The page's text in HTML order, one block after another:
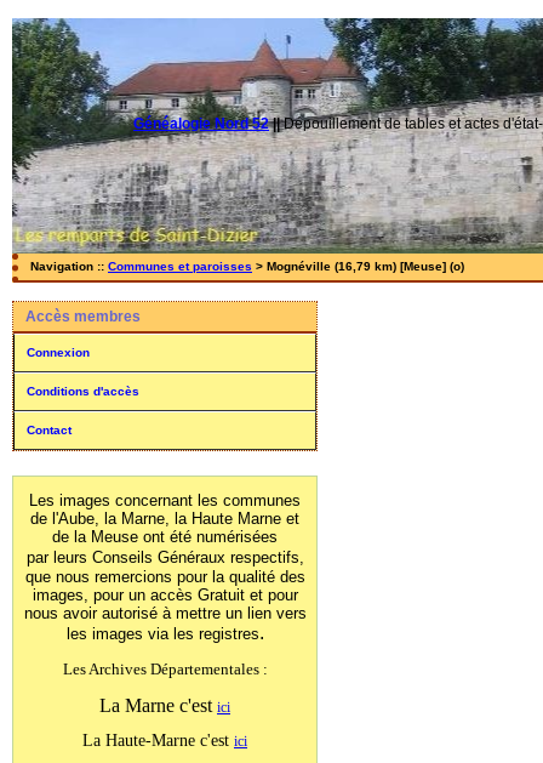
Généalogie Nord 52||Dépouillement de tables et actes
Navigation :: Communes et paroisses > Mognéville (16,79 km) [Meuse] (o)
Accès membres
Connexion
Conditions d'accès
Contact
Les images concernant les communes
de l'Aube, la Marne, la Haute Marne et
de la Meuse ont été numérisées
par leurs Conseils Généraux respectifs,
que nous remercions pour la qualité des
images, pour un accès Gratuit et pour
nous avoir autorisé à mettre un lien vers
les images via les registres.
Les Archives Départementales :
La Marne c'est ici
La Haute-Marne c'est ici